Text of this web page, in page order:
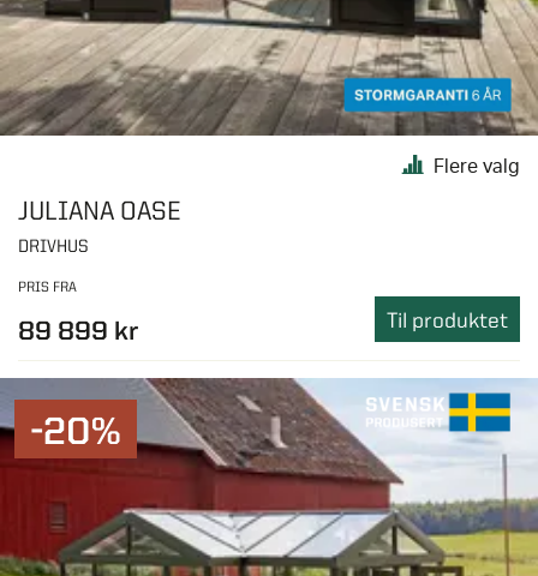
Flere valg
JULIANA OASE
DRIVHUS
PRIS FRA
89 899 kr Til produktet
-20%